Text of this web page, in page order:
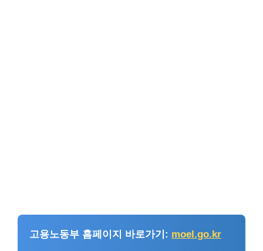
고용노동부 홈페이지 바로가기: moel.go.kr